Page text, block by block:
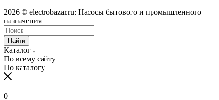
2026 © electrobazar.ru: Насосы бытового и промышленного
назначения
Найти
Каталог
По всему сайту
По каталогу
0